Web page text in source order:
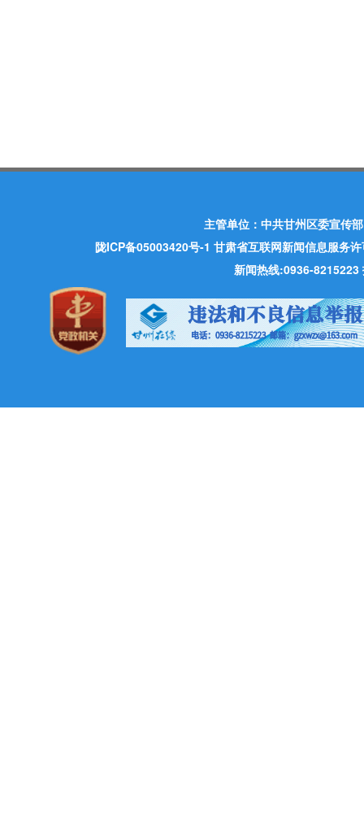
主管单位：中共甘州区委宣传
陇ICP备05003420号-1 甘肃省互联网新闻信息服务
新闻热线:0936-8215223